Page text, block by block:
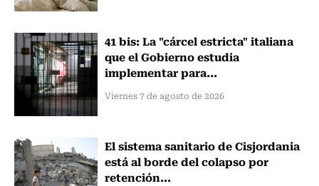
41 bis: La "cárcel estricta" italiana
que el Gobierno estudia
implementar para...
Viernes 7 de agosto de 2026
El sistema sanitario de Cisjordania
está al borde del colapso por
retención...